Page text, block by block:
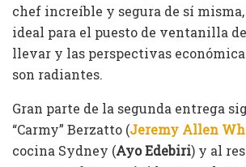
chef increíble y segura de sí
ideal para el puesto de ventanilla
llevar y las perspectivas
son radiantes.
Gran parte de la segunda entrega
“Carmy” Berzatto (Jeremy Allen
cocina Sydney (Ayo Edebiri) y al